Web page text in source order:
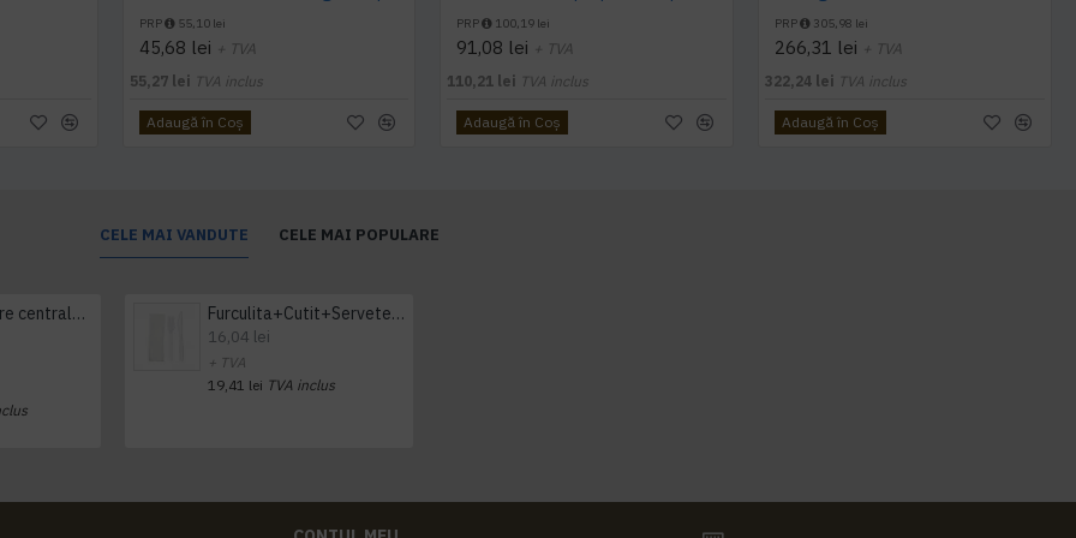
PRP 55,10 lei
45,68 lei + TVA
55,27 lei TVA inclus
Adaugă în Coş
PRP 100,19 lei
91,08 lei + TVA
110,21 lei TVA inclus
Adaugă în Coş
PRP 305,98 lei
266,31 lei + TVA
322,24 lei TVA inclus
Adaugă în Coş
CELE MAI VANDUTE CELE MAI POPULARE
Prosop derulare centrala 1 pliu, 300 m Tork Furculita+Cutit+Servetel 100buc/set
16,04 lei
+ TVA
19,41 lei TVA inclus